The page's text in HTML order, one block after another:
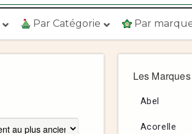
Par Catégorie Par
Les Marques
Abel
Acorelle